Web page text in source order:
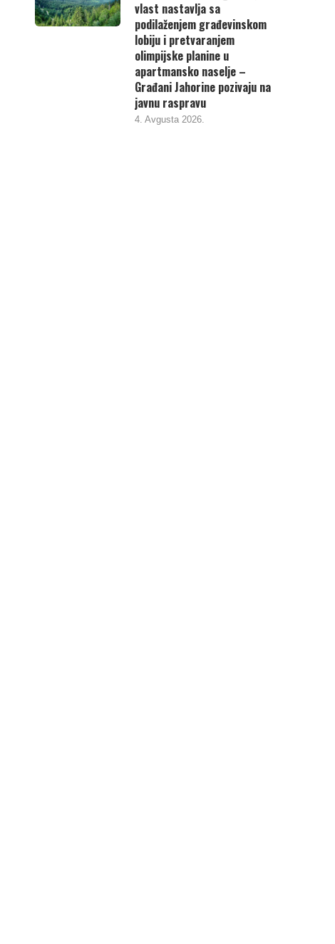
vlast nastavlja sa
podilaženjem građevinskom
lobiju i pretvaranjem
olimpijske planine u
apartmansko naselje –
Građani Jahorine pozivaju na
javnu raspravu
4. Avgusta 2026.